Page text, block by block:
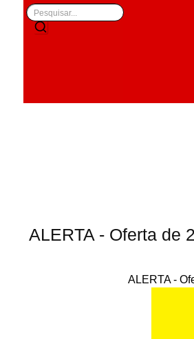
ALERTA - Oferta de
ALERTA -